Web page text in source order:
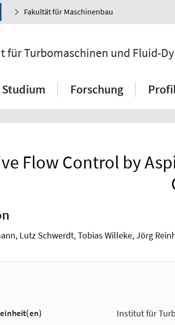
Fakultät für Maschinenbau
für Turbomaschinen und Fluid-
Studium Forschung
Flow Control by
Lutz Schwerdt, Tobias Willeke, Jörg
Institut für